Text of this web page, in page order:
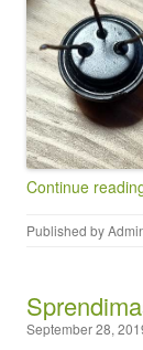
Continue
Published by
September 28,